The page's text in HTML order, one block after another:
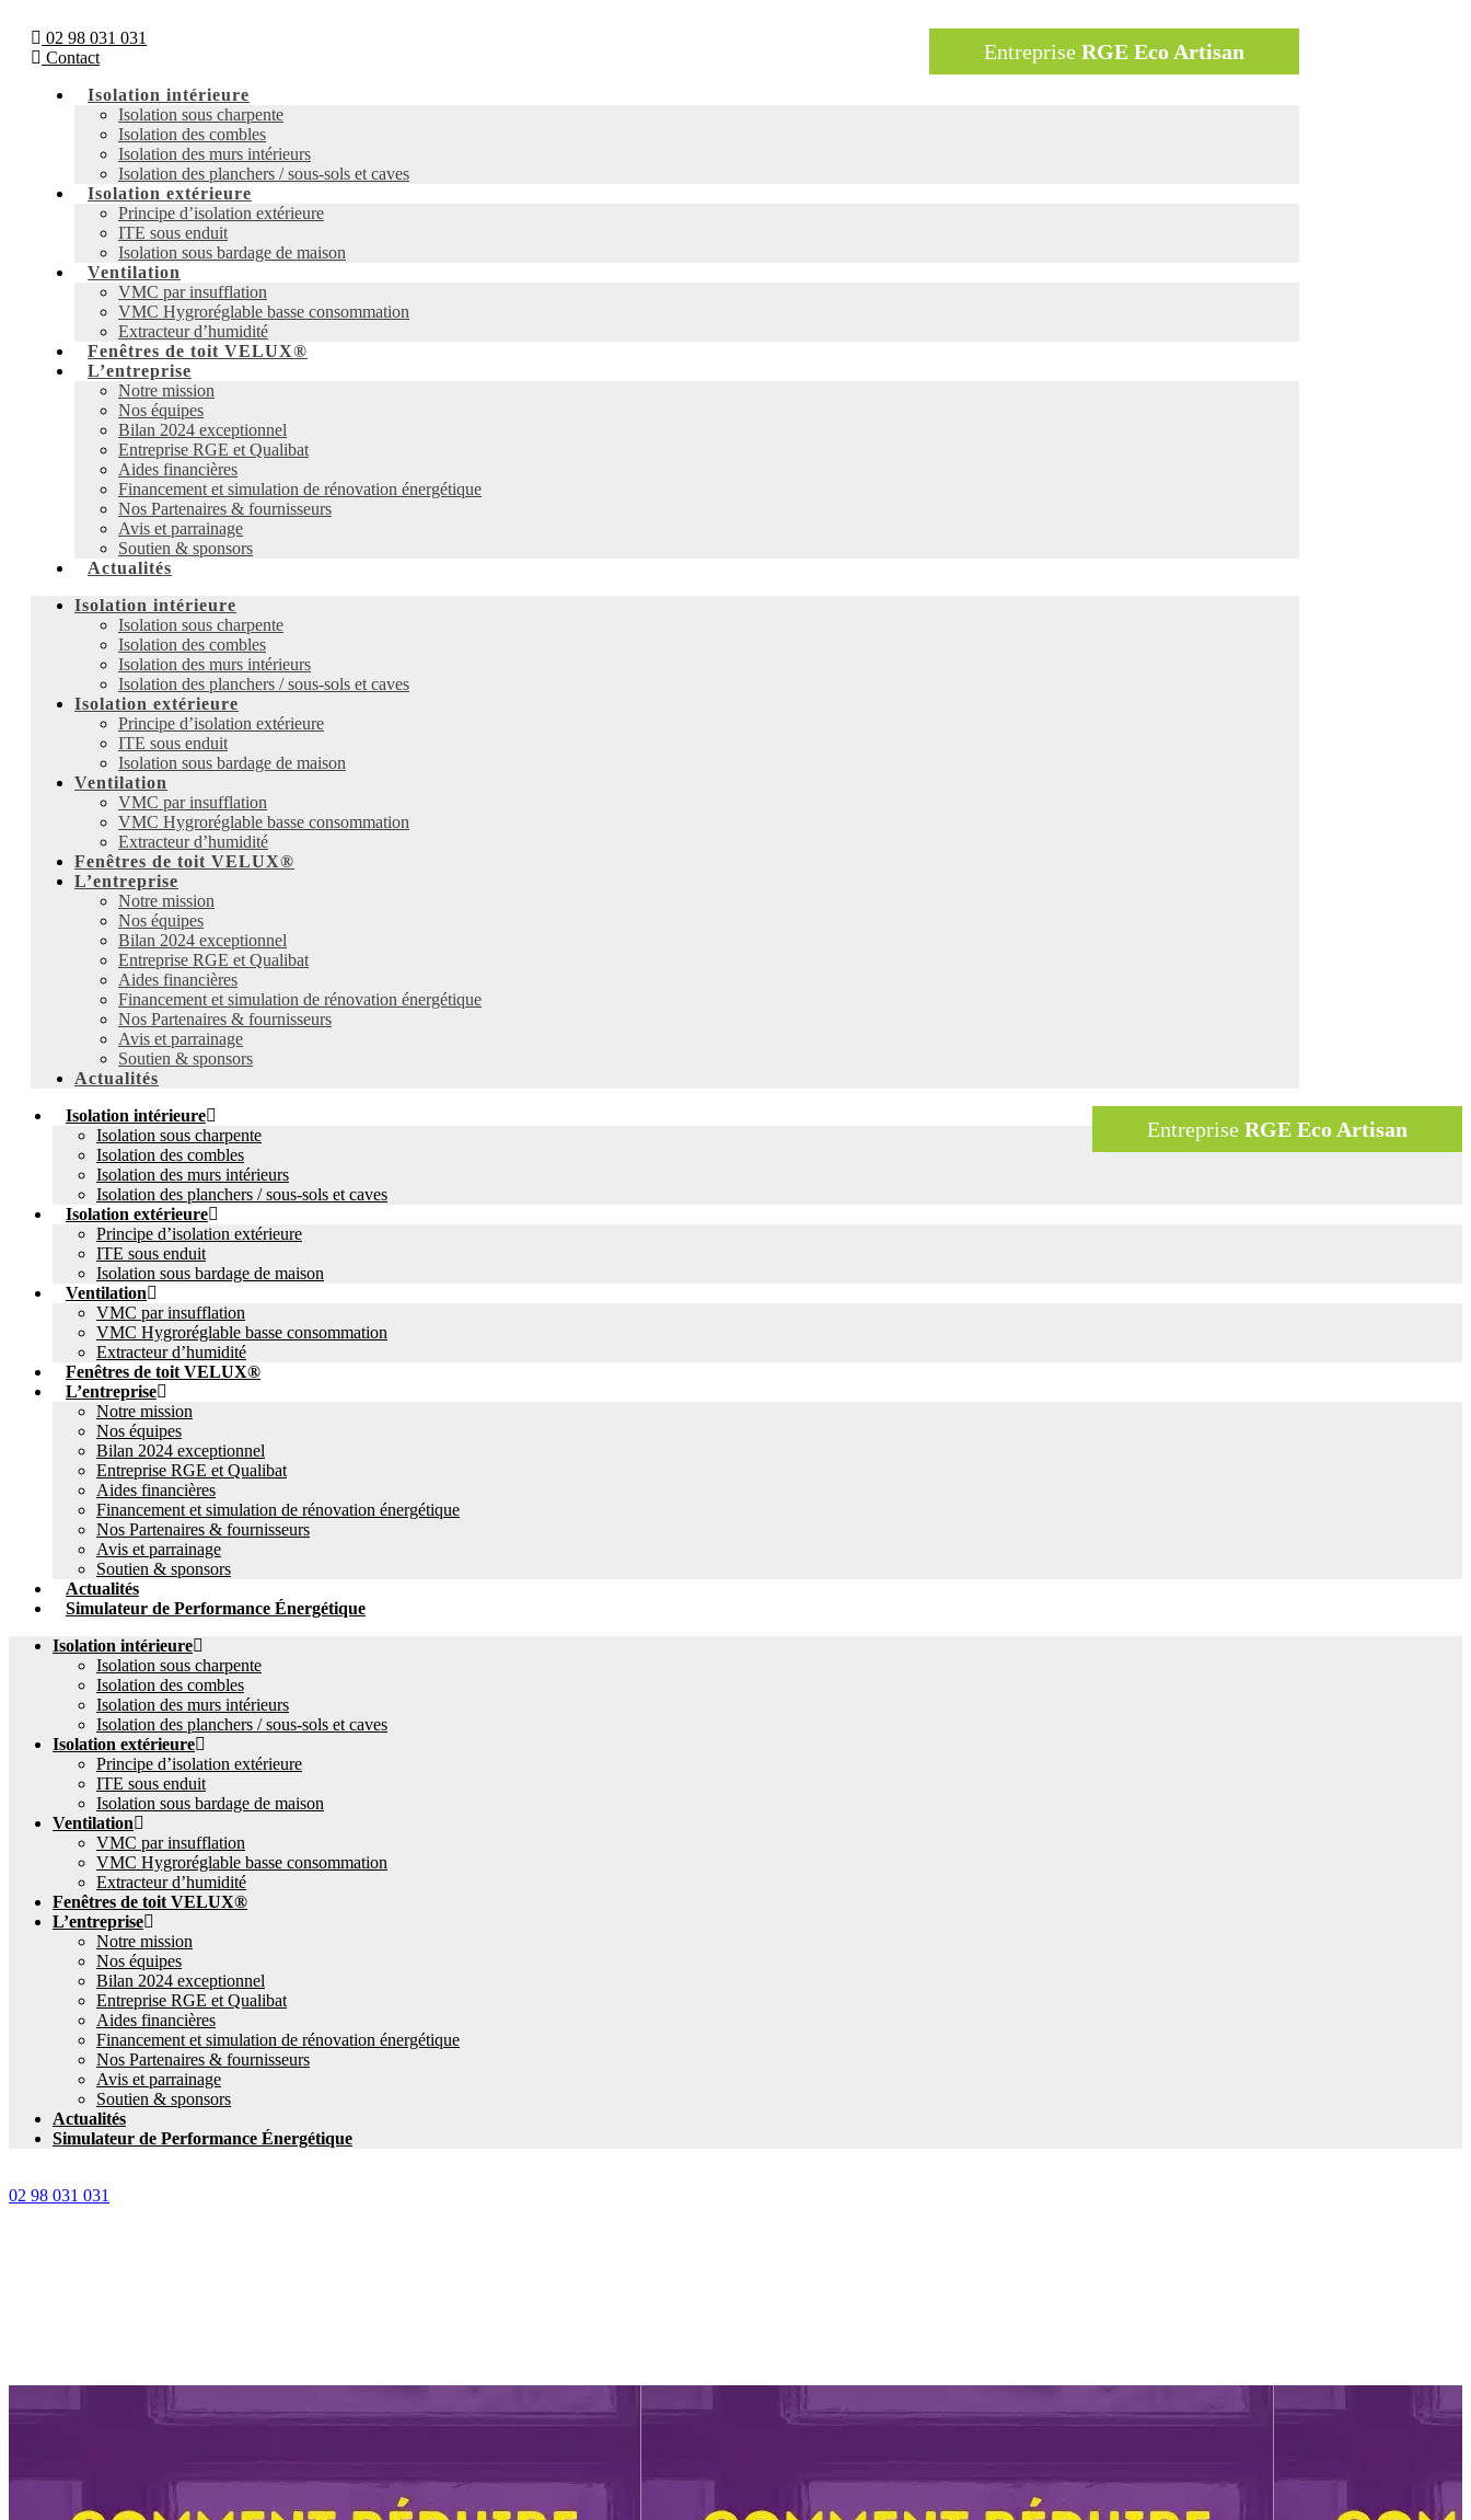
EntrepriseRGE Eco Artisan
02 98 031 031
Contact
Isolation intérieure
Isolation sous charpente
Isolation des combles
Isolation des murs intérieurs
Isolation des planchers / sous-sols et caves
Isolation extérieure
Principe d’isolation extérieure
ITE sous enduit
Isolation sous bardage de maison
Ventilation
VMC par insufflation
VMC Hygroréglable basse consommation
Extracteur d’humidité
Fenêtres de toit VELUX®
L’entreprise
Notre mission
Nos équipes
Bilan 2024 exceptionnel
Entreprise RGE et Qualibat
Aides financières
Financement et simulation de rénovation énergétique
Nos Partenaires & fournisseurs
Avis et parrainage
Soutien & sponsors
Actualités
Isolation intérieure
Isolation sous charpente
Isolation des combles
Isolation des murs intérieurs
Isolation des planchers / sous-sols et caves
Isolation extérieure
Principe d’isolation extérieure
ITE sous enduit
Isolation sous bardage de maison
Ventilation
VMC par insufflation
VMC Hygroréglable basse consommation
Extracteur d’humidité
Fenêtres de toit VELUX®
L’entreprise
Notre mission
Nos équipes
Bilan 2024 exceptionnel
Entreprise RGE et Qualibat
Aides financières
Financement et simulation de rénovation énergétique
Nos Partenaires & fournisseurs
Avis et parrainage
Soutien & sponsors
Actualités
Entreprise RGE Eco Artisan
Isolation intérieure
Isolation sous charpente
Isolation des combles
Isolation des murs intérieurs
Isolation des planchers / sous-sols et caves
Isolation extérieure
Principe d’isolation extérieure
ITE sous enduit
Isolation sous bardage de maison
Ventilation
VMC par insufflation
VMC Hygroréglable basse consommation
Extracteur d’humidité
Fenêtres de toit VELUX®
L’entreprise
Notre mission
Nos équipes
Bilan 2024 exceptionnel
Entreprise RGE et Qualibat
Aides financières
Financement et simulation de rénovation énergétique
Nos Partenaires & fournisseurs
Avis et parrainage
Soutien & sponsors
Actualités
Simulateur de Performance Énergétique
Isolation intérieure
Isolation sous charpente
Isolation des combles
Isolation des murs intérieurs
Isolation des planchers / sous-sols et caves
Isolation extérieure
Principe d’isolation extérieure
ITE sous enduit
Isolation sous bardage de maison
Ventilation
VMC par insufflation
VMC Hygroréglable basse consommation
Extracteur d’humidité
Fenêtres de toit VELUX®
L’entreprise
Notre mission
Nos équipes
Bilan 2024 exceptionnel
Entreprise RGE et Qualibat
Aides financières
Financement et simulation de rénovation énergétique
Nos Partenaires & fournisseurs
Avis et parrainage
Soutien & sponsors
Actualités
Simulateur de Performance Énergétique
02 98 031 031